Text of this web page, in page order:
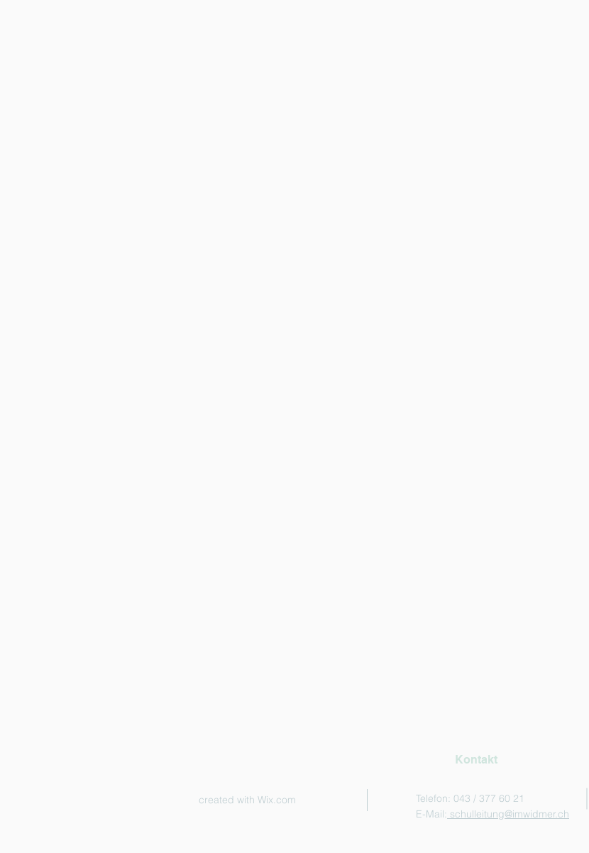
created with Wix.com
Kontakt
Telefon: 043 / 377 60 21
E-Mail: schulleitung@imwidmer.ch